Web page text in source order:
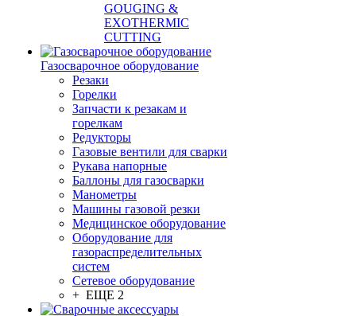
GOUGING &
EXOTHERMIC
CUTTING
Газосварочное оборудование
Резаки
Горелки
Запчасти к резакам и
горелкам
Редукторы
Газовые вентили для сварки
Рукава напорные
Баллоны для газосварки
Манометры
Машины газовой резки
Медицинское оборудование
Оборудование для
газораспределительных
систем
Сетевое оборудование
+ ЕЩЕ 2